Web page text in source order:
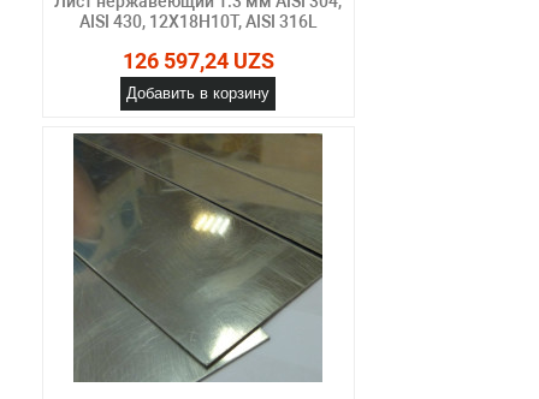
AISI 430, 12Х18Н10Т, AISI 316L
126 597,24 UZS
Добавить в корзину